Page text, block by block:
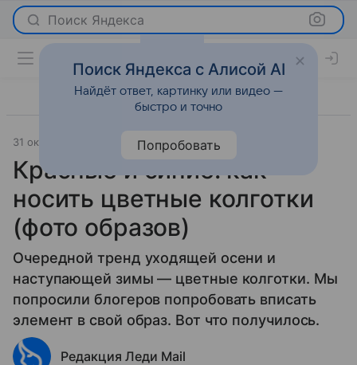
Поиск Яндекса
31 октября 2019
Красные и синие: как
носить цветные колготки
(фото образов)
Очередной тренд уходящей осени и
наступающей зимы — цветные колготки. Мы
попросили блогеров попробовать вписать
элемент в свой образ. Вот что получилось.
Редакция Леди Mail
Поиск Яндекса с Алисой AI
Найдёт ответ, картинку или видео —
быстро и точно
Попробовать